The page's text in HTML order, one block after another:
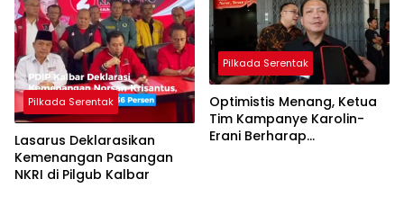
Pilkada Serentak
Lasarus Deklarasikan
Kemenangan Pasangan
NKRI di Pilgub Kalbar
Pilkada Serentak
Optimistis Menang, Ketua
Tim Kampanye Karolin-
Erani Berharap